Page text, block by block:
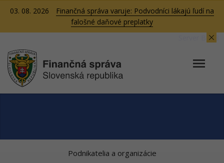
03. 08. 2026
Finančná správa varuje: Podvodníci lákajú ľudí na
falošné daňové preplatky
Server BB08
Podnikatelia a organizácie